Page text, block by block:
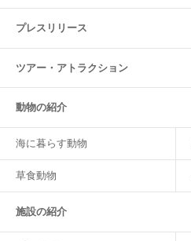
プレスリリース
ツアー・ アトラクション
動物の紹介
海に暮らす動物
草食動物
施設の紹介